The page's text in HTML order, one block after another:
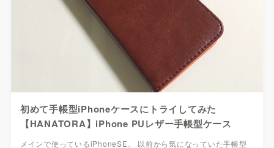
初めて手帳型iPhoneケースにトライしてみた
【HANATORA】iPhone PUレザー手帳型ケース
メインで使っているiPhoneSE。 以前から気になっていた手帳型